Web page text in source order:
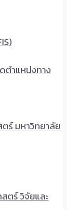
ตำแหน่งทาง
ร์ มหาวิทยาลัย
ตร์ วิจัยและ